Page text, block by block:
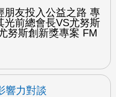
朋友投入公益之路 專
光前總會長VS尤努斯
努斯創新獎專案 FM
響力對談